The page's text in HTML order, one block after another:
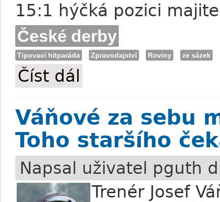
15:1 hýčká pozici
České derby
Tipovací hitparáda Zpravodajství Roviny ze sázek
Číst dál
Váňové za sebu
Toho staršího
Napsal uživatel pguth
Trenér Josef